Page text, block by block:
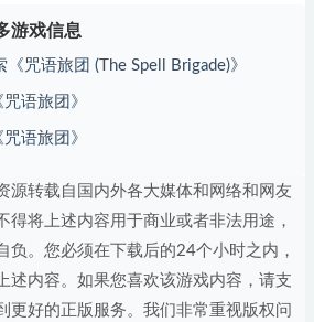
游戏信息
咒语旅团 (The Spell Brigade)》
语旅团》
语旅团》
源转载自国内外各大媒体和网络和网友
得将上述内容用于商业或者非法用途，
负。您必须在下载后的24个小时之内，
述内容。如果您喜欢该游戏内容，请支
更好的正版服务。我们非常重视版权问